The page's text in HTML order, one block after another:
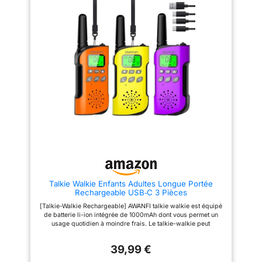
haute qualité rendent la
communication entre les deux
parties plus claire. Chaque
radio est livrée avec un casque
et un clip de bandoulière, de
sorte que vous pouvez parler
directement via le microphone
du casque pour une utilisation
mains libres. 【LONGUE DURÉE
DE VIE DE LA BATTERIE】
Chaque talkie-walkie fournit
une batterie lithium-ion
USB, une variété de méthodes
charger le talkie-walkie via un
adaptateur de
téléphone/chargeur de
voiture/ordinateur
portable/banque d'alimentation.
【Facile à utiliser】Fonction
automatique de la voix, plus
pratique pour les appels mains
Talkie Walkie Enfants Adultes Longue Portée
Rechargeable USB‑C 3 Pièces
[Talkie-Walkie Rechargeable] AWANFI talkie walkie est équipé
de batterie li-ion intégrée de 1000mAh dont vous permet un
usage quotidien à moindre frais. Le talkie-walkie peut
C. Et vous pouvez recharger vos walkie talkies de 3
39,99 €